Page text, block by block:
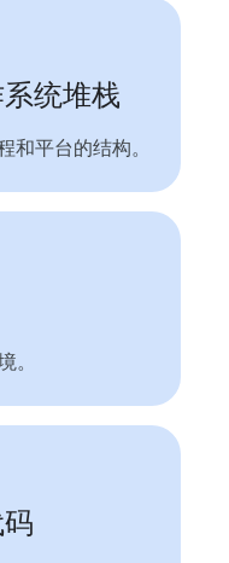
统堆栈
和平台的结构。
。